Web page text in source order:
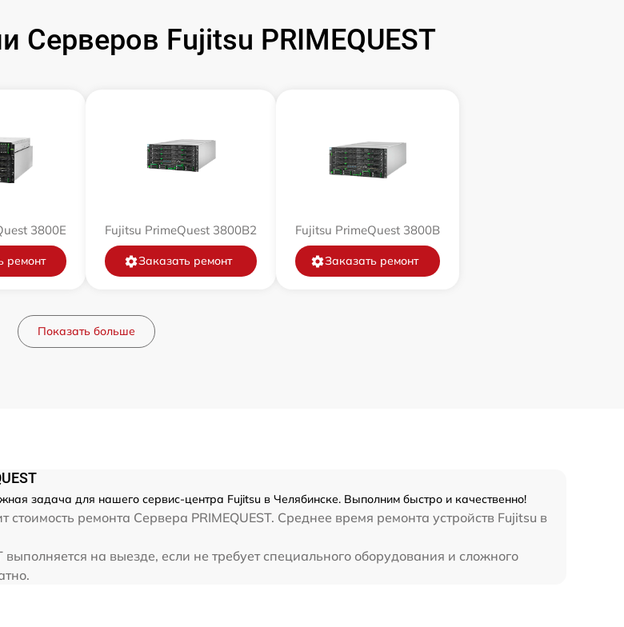
Серверов Fujitsu PRIMEQUEST
3800E
ремонт
Fujitsu PrimeQuest 3800B2
Заказать ремонт
Fujitsu PrimeQuest 3800B
Заказать ремонт
Показать больше
задача для нашего сервис-центра Fujitsu в Челябинске. Выполним быстро и качественно!
ремонта Сервера PRIMEQUEST. Среднее время ремонта устройств Fujitsu в
на выезде, если не требует специального оборудования и сложного